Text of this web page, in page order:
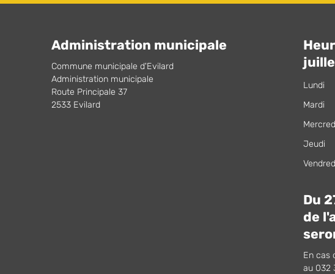
Administration municipale
Commune municipale d'Evilard
Administration municipale
Route Principale 37
2533 Evilard
Lundi
Mardi
Jeudi
Du
de
En cas
au 032